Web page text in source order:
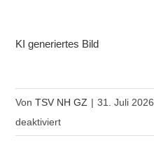
September
KI generiertes Bild
VonTSV NH GZ | 31. Juli 2026
deaktiviertfür